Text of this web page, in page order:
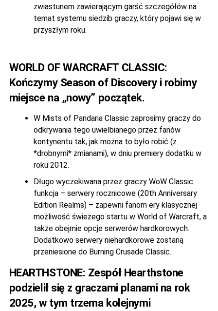
zwiastunem zawierającym garść szczegółów na
temat systemu siedzib graczy, który pojawi się w
przyszłym roku.
WORLD OF WARCRAFT CLASSIC:
Kończymy Season of Discovery i robimy
miejsce na „nowy” początek.
W Mists of Pandaria Classic zaprosimy graczy do
odkrywania tego uwielbianego przez fanów
kontynentu tak, jak można to było robić (z
*drobnymi* zmianami), w dniu premiery dodatku w
roku 2012.
Długo wyczekiwana przez graczy WoW Classic
funkcja – serwery rocznicowe (20th Anniversary
Edition Realms) – zapewni fanom ery klasycznej
możliwość świeżego startu w World of Warcraft, a
także obejmie opcje serwerów hardkorowych.
Dodatkowo serwery niehardkorowe zostaną
przeniesione do Burning Crusade Classic.
HEARTHSTONE: Zespół Hearthstone
podzielił się z graczami planami na rok
2025, w tym trzema kolejnymi